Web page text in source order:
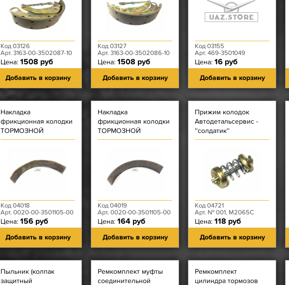
Код 03126
Арт. 3163-00-3502087-10
Цена: 1508 руб
Добавить в корзину
Код 03127
Арт. 3163-00-3502086-10
Цена: 1508 руб
Добавить в корзину
Код 03155
Арт. 469-3501049
Цена: 16 руб
Добавить в корзину
Накладка
фрикционная колодки
ТОРМОЗНОЙ
Код 04018
Арт. 0020-00-3501105-00
Цена: 156 руб
Добавить в корзину
Накладка
фрикционная колодки
ТОРМОЗНОЙ
СВЕРЛЕНАЯ
Код 04019
Арт. 0020-00-3501105-00
Цена: 164 руб
Добавить в корзину
Прижим колодок
Автодетальсервис -
''солдатик''
Код 04721
Арт. № 001, М2065С
Цена: 118 руб
Добавить в корзину
Пыльник (колпак
защитный
Ремкомплект муфты
соединительной
Ремкомплект
цилиндра тормозов